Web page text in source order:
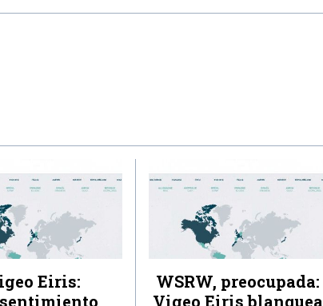
Eiris:
WSRW, preocupada:
Vigeo Eiris blanquea